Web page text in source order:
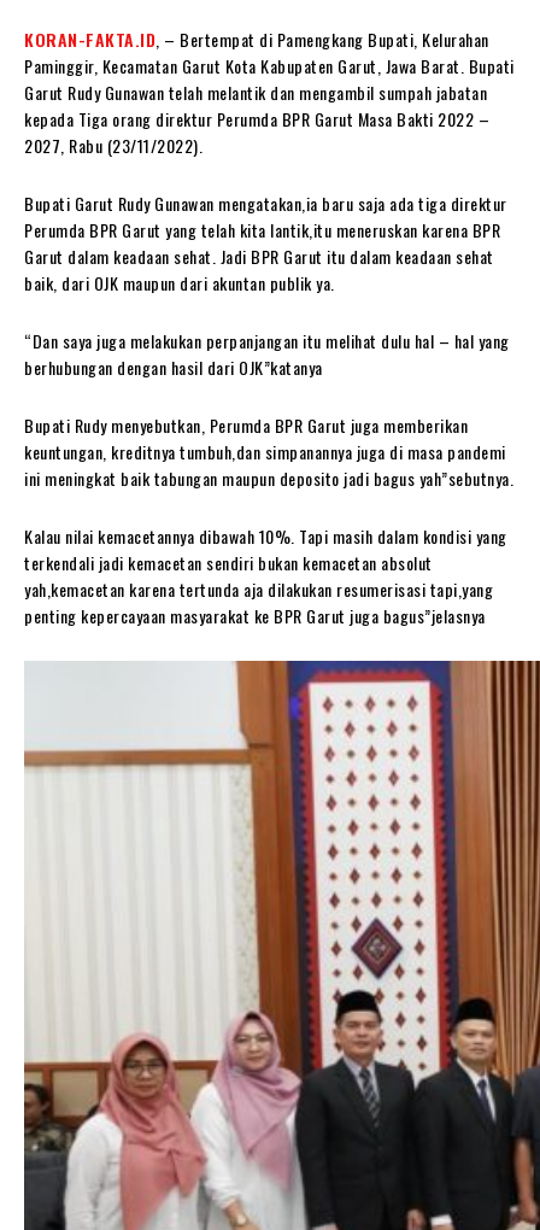
KORAN-FAKTA.ID , – Bertempat di Pamengkang Bupati, Kelurahan
Paminggir, Kecamatan Garut Kota Kabupaten Garut, Jawa Barat. Bupati
Garut Rudy Gunawan telah melantik dan mengambil sumpah jabatan
kepada Tiga orang direktur Perumda BPR Garut Masa Bakti 2022 –
2027, Rabu (23/11/2022).
Bupati Garut Rudy Gunawan mengatakan,ia baru saja ada tiga direktur
Perumda BPR Garut yang telah kita lantik,itu meneruskan karena BPR
Garut dalam keadaan sehat. Jadi BPR Garut itu dalam keadaan sehat
baik, dari OJK maupun dari akuntan publik ya.
“Dan saya juga melakukan perpanjangan itu melihat dulu hal – hal yang
berhubungan dengan hasil dari OJK”katanya
Bupati Rudy menyebutkan, Perumda BPR Garut juga memberikan
keuntungan, kreditnya tumbuh,dan simpanannya juga di masa pandemi
ini meningkat baik tabungan maupun deposito jadi bagus yah”sebutnya.
Kalau nilai kemacetannya dibawah 10%. Tapi masih dalam kondisi yang
terkendali jadi kemacetan sendiri bukan kemacetan absolut
yah,kemacetan karena tertunda aja dilakukan resumerisasi tapi,yang
penting kepercayaan masyarakat ke BPR Garut juga bagus”jelasnya